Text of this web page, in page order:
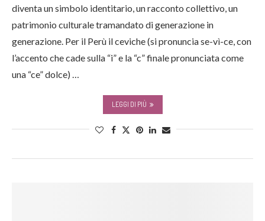
diventa un simbolo identitario, un racconto collettivo, un
patrimonio culturale tramandato di generazione in
generazione. Per il Perù il ceviche (si pronuncia se-vì-ce, con
l’accento che cade sulla “i” e la “c” finale pronunciata come
una “ce” dolce) …
LEGGI DI PIÙ